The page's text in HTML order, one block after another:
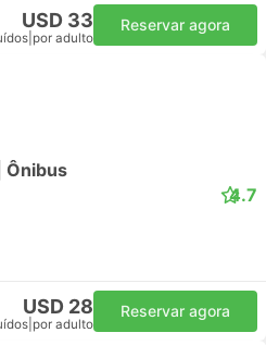
USD 33
por adulto
Reservar agora
Ônibus
4.7
USD 28
por adulto
Reservar agora